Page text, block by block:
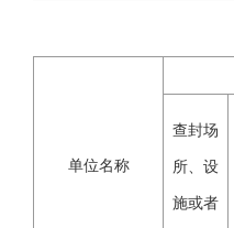
单位名称
查封场
所、设
施或者